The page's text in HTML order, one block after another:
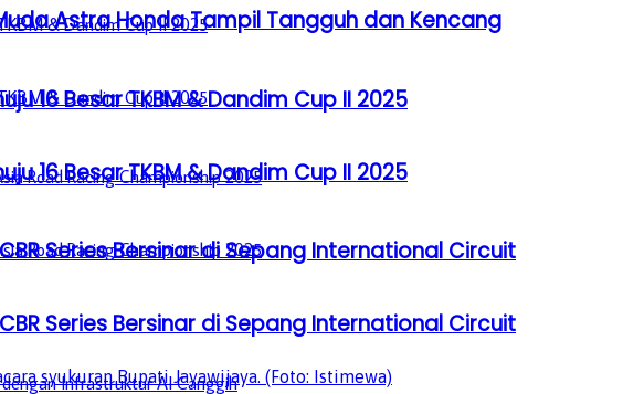
16 Besar TKBM & Dandim Cup II 2025
Series Bersinar di Sepang International Circuit
Astra Honda Tampil Tangguh dan Kencang
16 Besar TKBM & Dandim Cup II 2025
Series Bersinar di Sepang International Circuit
syukuran Bupati Jayawijaya. (Foto: Istimewa)